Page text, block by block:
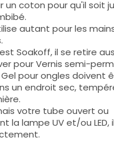
un coton pour qu'il soit
autant pour les
Soakoff, il se retire
pour Vernis semi-
Gel pour ongles doivent
un endroit sec,
votre tube ouvert ou
la lampe UV et/ou LED, il